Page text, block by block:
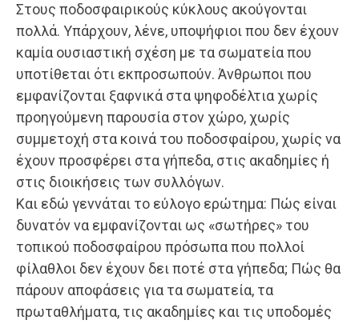
Στους ποδοσφαιρικούς κύκλους ακούγονται
πολλά. Υπάρχουν, λένε, υποψήφιοι που δεν έχουν
καμία ουσιαστική σχέση με τα σωματεία που
υποτίθεται ότι εκπροσωπούν. Άνθρωποι που
εμφανίζονται ξαφνικά στα ψηφοδέλτια χωρίς
προηγούμενη παρουσία στον χώρο, χωρίς
συμμετοχή στα κοινά του ποδοσφαίρου, χωρίς να
έχουν προσφέρει στα γήπεδα, στις ακαδημίες ή
στις διοικήσεις των συλλόγων.
Και εδώ γεννάται το εύλογο ερώτημα: Πώς είναι
δυνατόν να εμφανίζονται ως «σωτήρες» του
τοπικού ποδοσφαίρου πρόσωπα που πολλοί
φίλαθλοι δεν έχουν δει ποτέ στα γήπεδα; Πώς θα
πάρουν αποφάσεις για τα σωματεία, τα
πρωταθλήματα, τις ακαδημίες και τις υποδομές